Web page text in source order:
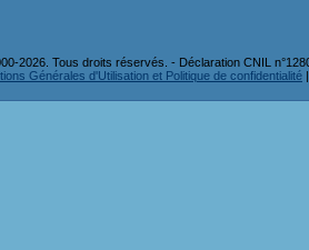
2026. Tous droits réservés. - Déclaration CNIL
Générales d'Utilisation et Politique de confidentialité